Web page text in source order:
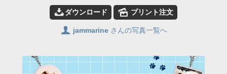
📥ダウンロード 🌄 プリント注文
👤 jammarineさんの写真一覧へ